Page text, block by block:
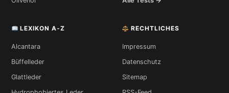
LEXIKON A-Z
Alcantara
Büffelleder
Glattleder
RECHTLICHES
Impressum
Datenschutz
Sitemap